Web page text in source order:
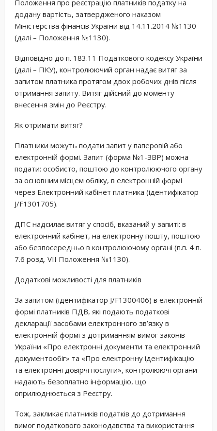
Положення про реєстрацію платників податку на
додану вартість, затвердженого наказом
Міністерства фінансів України від 14.11.2014 №1130
(далі – Положення №1130).
Відповідно до п. 183.11 Податкового кодексу України
(далі – ПКУ), контролюючий орган надає витяг за
запитом платника протягом двох робочих днів після
отримання запиту. Витяг дійсний до моменту
внесення змін до Реєстру.
Як отримати витяг?
Платники можуть подати запит у паперовій або
електронній формі. Запит (форма №1-ЗВР) можна
подати: особисто, поштою до контролюючого органу
за основним місцем обліку, в електронній формі
через Електронний кабінет платника (ідентифікатор
J/F1301705).
ДПС надсилає витяг у спосіб, вказаний у запиті: в
електронний кабінет, на електронну пошту, поштою
або безпосередньо в контролюючому органі (п.п. 4 п.
7.6 розд. VII Положення №1130).
Додаткові можливості для платників
За запитом (ідентифікатор J/F1300406) в електронній
формі платників ПДВ, які подають податкові
декларації засобами електронного зв’язку в
електронній формі з дотриманням вимог законів
України «Про електронні документи та електронний
документообіг» та «Про електронну ідентифікацію
та електронні довірчі послуги», контролюючі органи
надають безоплатно інформацію, що
оприлюднюється з Реєстру.
Тож, закликає платників податків до дотримання
вимог податкового законодавства та використання